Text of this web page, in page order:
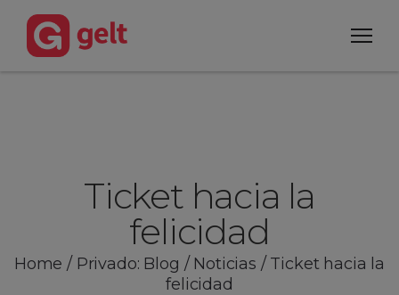
Ticket hacia la
felicidad
Home / Privado: Blog / Noticias /Ticket hacia la
felicidad